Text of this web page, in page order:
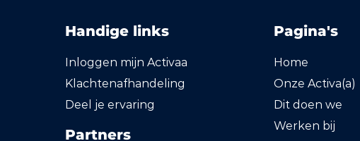
Handige links
Inloggen mijn Activaa
Klachtenafhandeling
Deel je ervaring
Partners
Pagina's
Home
Onze Activa(a)
Dit doen we
Werken bij